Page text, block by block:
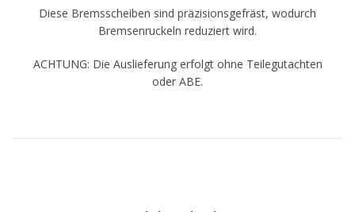
Diese Bremsscheiben sind präzisionsgefräst, wodurch
Bremsenruckeln reduziert wird.
ACHTUNG: Die Auslieferung erfolgt ohne Teilegutachten
oder ABE.